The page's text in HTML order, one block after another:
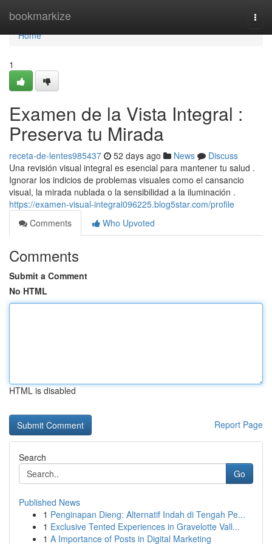
bookmarkize
Home
Home
1
Examen de la Vista Integral :
Preserva tu Mirada
receta-de-lentes985437 52 days ago News
Discuss
Una revisión visual integral es esencial para mantener tu salud .
Ignorar los indicios de problemas visuales como el cansancio
visual, la mirada nublada o la sensibilidad a la iluminación .
https://examen-visual-integral096225.blog5star.com/profile
Comments
Who Upvoted
Comments
Submit a Comment
No HTML
HTML is disabled
Report Page
Search
Go
Published News
1 Penginapan Dieng: Alternatif Indah di Tengah Pe...
1 Exclusive Tented Experiences in Gravelotte Vall...
1 A Importance of Posts in Digital Marketing